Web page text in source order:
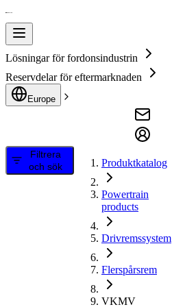
Lösningar för fordonsindustrin
Reservdelar för eftermarknaden
Europe
Filtrera
och sök
Produktkatalog
Powertrain
products
Drivremssystem
Flerspårsrem
VKMV